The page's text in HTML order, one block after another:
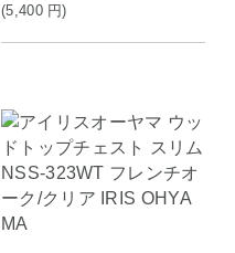
(5,400 円)